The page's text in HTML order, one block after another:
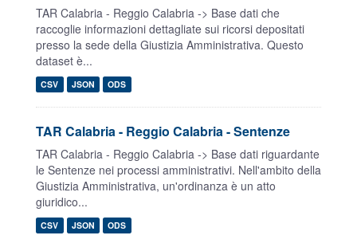
TAR Calabria - Reggio Calabria -> Base dati che
raccoglie informazioni dettagliate sui ricorsi depositati
presso la sede della Giustizia Amministrativa. Questo
dataset è...
CSV JSON ODS
TAR Calabria - Reggio Calabria - Sentenze
TAR Calabria - Reggio Calabria -> Base dati riguardante
le Sentenze nei processi amministrativi. Nell'ambito della
Giustizia Amministrativa, un'ordinanza è un atto
giuridico...
CSV JSON ODS